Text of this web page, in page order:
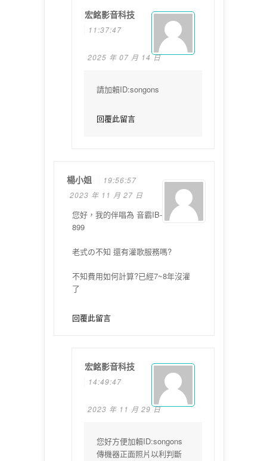
宏銘影音科技
11:37:47
2025 年 07 月 14 日
請加賴ID:songons
回覆此留言
楊小姐
19:56:57
2023 年 11 月 27 日
您好，我的伴唱為 音霸IB-
899
老式の不知 還有灌歌服務嗎?
不知費用如何計算?已經7~8年沒灌
了
回覆此留言
宏銘影音科技
14:49:47
2023 年 11 月 29 日
您好方便加賴ID:songons
傳機器正面照片以利判斷